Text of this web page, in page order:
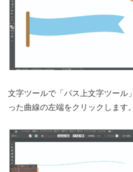
文字ツールで「パス上文字ツール
った曲線の左端をクリックします。